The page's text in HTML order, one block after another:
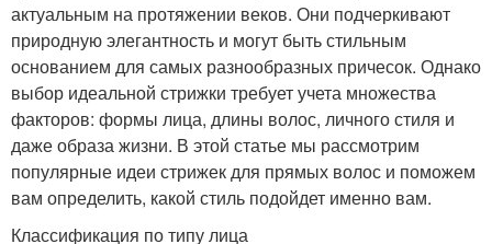
актуальным на протяжении веков. Они подчеркивают
природную элегантность и могут быть стильным
основанием для самых разнообразных причесок. Однако
выбор идеальной стрижки требует учета множества
факторов: формы лица, длины волос, личного стиля и
даже образа жизни. В этой статье мы рассмотрим
популярные идеи стрижек для прямых волос и поможем
вам определить, какой стиль подойдет именно вам.
Классификация по типу лица